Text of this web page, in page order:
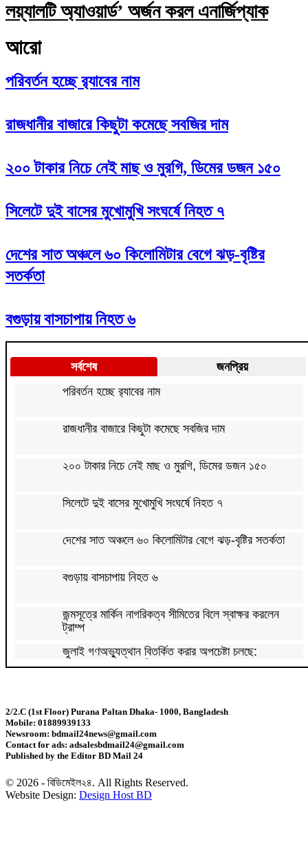
লয়্যালটি অ্যাওয়ার্ড’ অর্জন করল এনার্জিপ্যাক
আরো
পরিবর্তন হচ্ছে র‌্যাবের নাম
রাজধানীর বাজারে কিছুটা কমেছে সবজির দাম
২০০ টাকার নিচে নেই মাছ ও মুরগি, ডিমের ডজন ১৫০
সিলেটে দুই বাসের মুখোমুখি সংঘর্ষে নিহত ৭
দেশের সাত অঞ্চলে ৬০ কিলোমিটার বেগে ঝড়-বৃষ্টির
সতর্কতা
বগুড়ায় বাসচাপায় নিহত ৬
সর্বশেষ
জনপ্রিয়
পরিবর্তন হচ্ছে র‌্যাবের নাম
রাজধানীর বাজারে কিছুটা কমেছে সবজির দাম
২০০ টাকার নিচে নেই মাছ ও মুরগি, ডিমের ডজন ১৫০
সিলেটে দুই বাসের মুখোমুখি সংঘর্ষে নিহত ৭
দেশের সাত অঞ্চলে ৬০ কিলোমিটার বেগে ঝড়-বৃষ্টির সতর্কতা
বগুড়ায় বাসচাপায় নিহত ৬
জন্মসূত্রে মার্কিন নাগরিকত্ব সীমিতের বিলে স্বাক্ষর করলেন
ট্রাম্প
জুলাই গণঅভ্যুত্থান বিতর্কিত করার অপচেষ্টা চলছে:
সমাজকল্যাণ প্রতিমন্ত্রী
ঢাকাসহ ১০ অঞ্চলে ঝড়বৃষ্টির আভাস
উন্নত দেশগুলোতে চাকরি হারানোর ঝুঁকি তিন গুণ বেশি :
বিশ্বব্যাংক
বাংলাদেশি কৃষি শ্রমিকদের ভিসা দেবে ওমান
2/2.C (1st Floor) Purana Paltan Dhaka- 1000, Bangladesh
Mobile: 01889939133
Newsroom: bdmail24news@gmail.com
Contact for ads: adsalesbdmail24@gmail.com
Published by the Editor BD Mail 24
© 2026 - বিডিমেইল২৪. All Rights Reserved.
Website Design: Design Host BD